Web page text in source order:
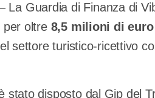
La Guardia di Finanza di
per oltre 8,5 milioni di euro
settore turistico-ricettivo
stato disposto dal Gip del